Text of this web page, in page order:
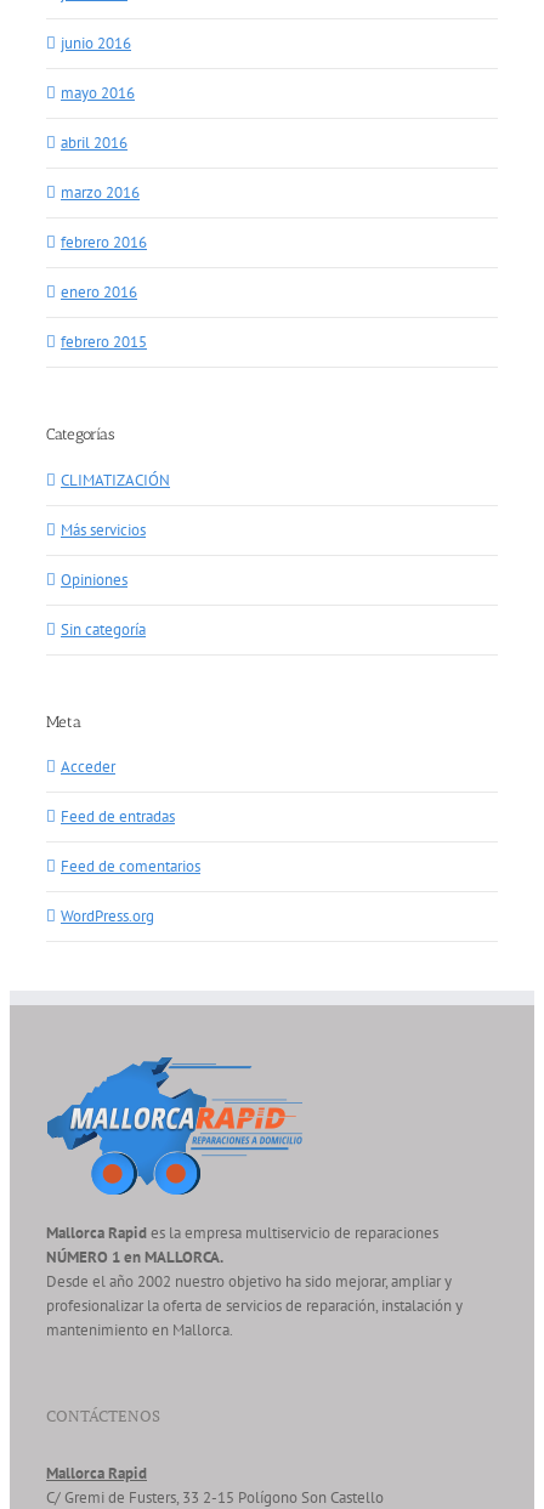
junio 2016
mayo 2016
abril 2016
marzo 2016
febrero 2016
enero 2016
febrero 2015
Categorías
CLIMATIZACIÓN
Más servicios
Opiniones
Sin categoría
Meta
Acceder
Feed de entradas
Feed de comentarios
WordPress.org
Mallorca Rapides la empresa multiservicio de reparaciones
NÚMERO 1 en MALLORCA.
Desde el año 2002 nuestro objetivo ha sido mejorar, ampliar y
profesionalizar la oferta de servicios de reparación, instalación y
mantenimiento en Mallorca.
CONTÁCTENOS
Mallorca Rapid
C/ Gremi de Fusters, 33 2-15 Polígono Son Castello